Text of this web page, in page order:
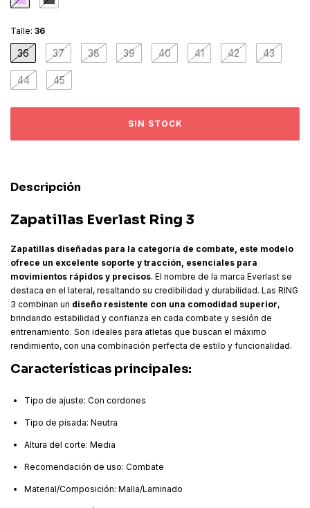
Talle: 36
36 37 38 39 40 41 42 43
44 45
Descripción
Zapatillas Everlast Ring 3
Zapatillas diseñadas para la categoría de combate, este modelo
ofrece un excelente soporte y tracción, esenciales para
movimientos rápidos y precisos. El nombre de la marca Everlast se
destaca en el lateral, resaltando su credibilidad y durabilidad. Las RING
3 combinan un diseño resistente con una comodidad superior,
brindando estabilidad y confianza en cada combate y sesión de
entrenamiento. Son ideales para atletas que buscan el máximo
rendimiento, con una combinación perfecta de estilo y funcionalidad.
Características principales:
Tipo de ajuste: Con cordones
Tipo de pisada: Neutra
Altura del corte: Media
Recomendación de uso: Combate
Material/Composición: Malla/Laminado